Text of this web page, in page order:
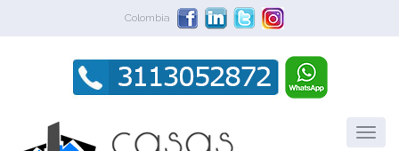
Colombia